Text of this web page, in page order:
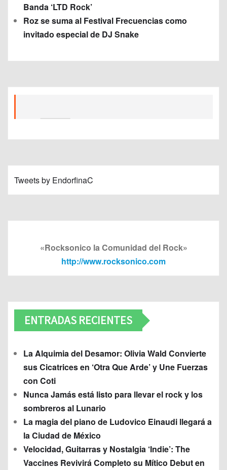
Banda ‘LTD Rock’
Roz se suma al Festival Frecuencias como
invitado especial de DJ Snake
Tweets by EndorfinaC
«Rocksonico la Comunidad del Rock»
http://www.rocksonico.com
ENTRADAS RECIENTES
La Alquimia del Desamor: Olivia Wald Convierte
sus Cicatrices en ‘Otra Que Arde’ y Une Fuerzas
con Coti
Nunca Jamás está listo para llevar el rock y los
sombreros al Lunario
La magia del piano de Ludovico Einaudi llegará a
la Ciudad de México
Velocidad, Guitarras y Nostalgia ‘Indie’: The
Vaccines Revivirá Completo su Mítico Debut en